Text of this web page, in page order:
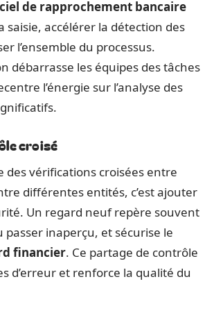
de rapprochement bancaire
saisie, accélérer la détection des
l’ensemble du processus.
débarrasse les équipes des tâches
l’énergie sur l’analyse des
croisé
des vérifications croisées entre
différentes entités, c’est ajouter
Un regard neuf repère souvent
passer inaperçu, et sécurise le
financier. Ce partage de contrôle
d’erreur et renforce la qualité du